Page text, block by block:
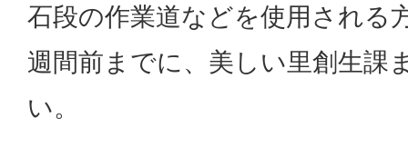
石段の作業道などを使用される
週間前までに、美しい里創生課
い。